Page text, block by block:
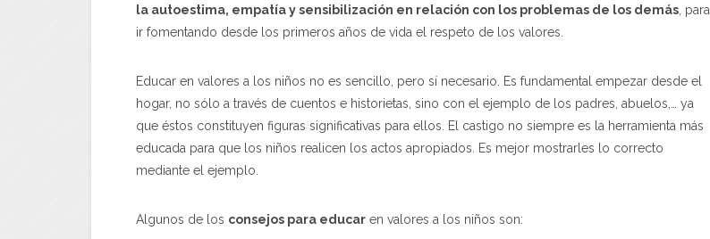
la autoestima, empatía y sensibilización en relación con los problemas de los demás , para
ir fomentando desde los primeros años de vida el respeto de los valores.
Educar en valores a los niños no es sencillo, pero sí necesario. Es fundamental empezar desde el
hogar, no sólo a través de cuentos e historietas, sino con el ejemplo de los padres, abuelos,… ya
que éstos constituyen figuras significativas para ellos. El castigo no siempre es la herramienta más
educada para que los niños realicen los actos apropiados. Es mejor mostrarles lo correcto
mediante el ejemplo.
Algunos de los consejos para educar en valores a los niños son: